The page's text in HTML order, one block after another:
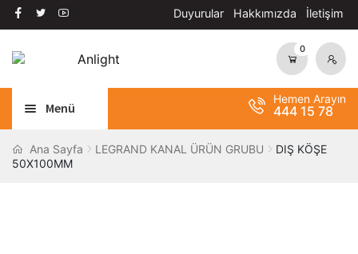
Duyurular Hakkımızda İletişim
Dolaşıma
İçeriğe
0
Menü
AYDINLATMA
Alt
Hemen Arayın
444 15 78
Ana Sayfa LEGRAND KANAL ÜRÜN GRUBU
DIŞ KÖŞE
50X100MM